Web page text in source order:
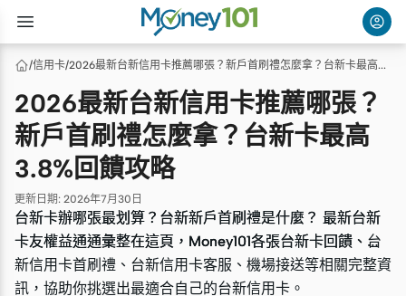
/信用卡/ 2026最新台新信用卡推薦哪張？新戶首刷禮怎麼拿？台新卡最高3.8%回饋攻略
2026最新台新信用卡推薦哪張？
新戶首刷禮怎麼拿？台新卡最高
3.8%回饋攻略
更新日期: 2026年7月30日
台新卡辦哪張最划算？台新新戶首刷禮是什麼？ 最新台新
卡友權益通通彙整在這頁，Money101各張台新卡回饋、台
新信用卡首刷禮、台新信用卡客服、機場接送等相關完整資
訊，協助你挑選出最適合自己的台新信用卡。
台新卡辦哪張最划算？台新新戶首刷禮是什麼？ 最新台新
卡友權益通通彙整在這頁，Money101各張台新卡回饋、台
新信用卡首刷禮、台新信用卡客服、機場接送等相關完整資
訊，協助你挑選出最適合自己的台新信用卡。